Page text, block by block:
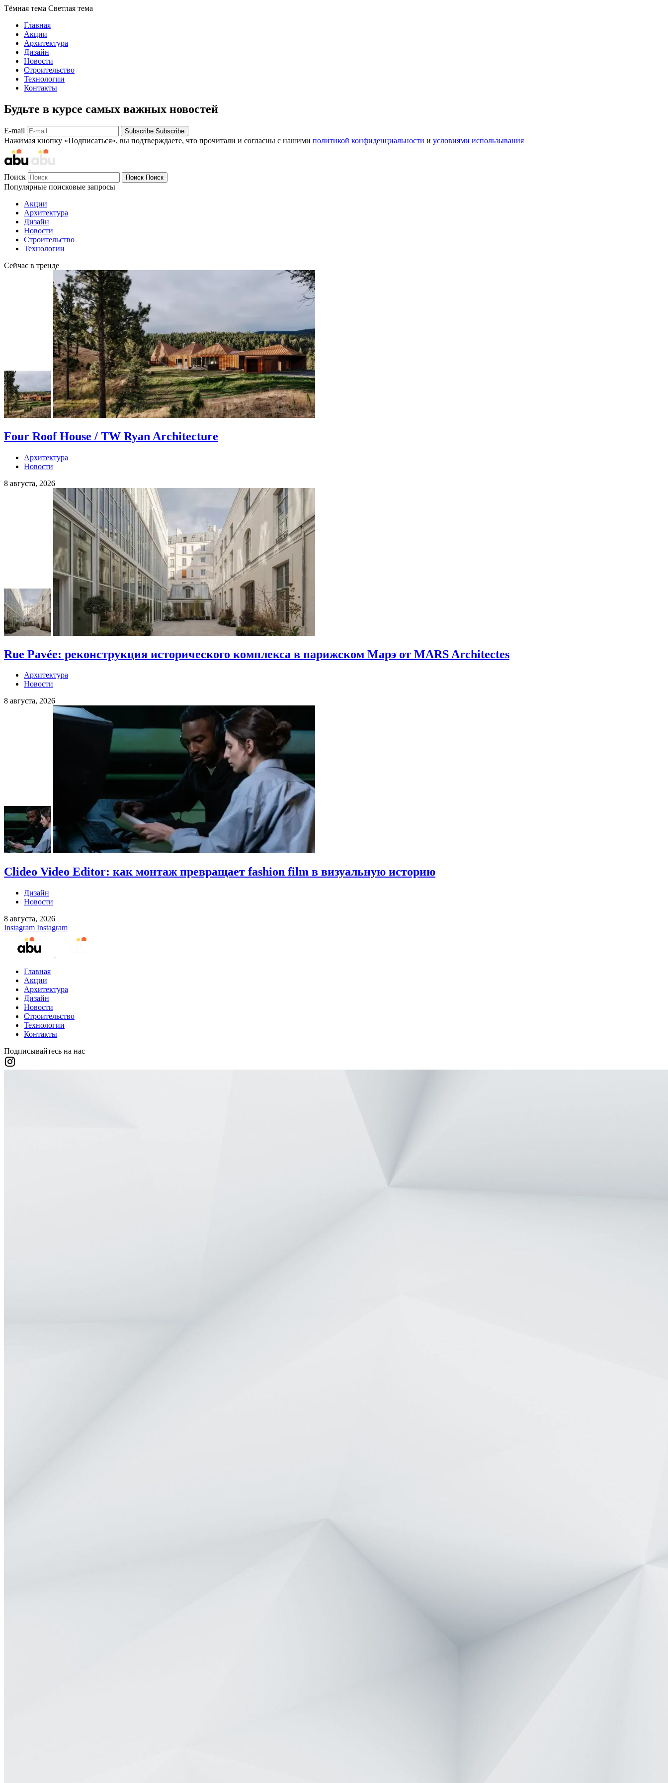
Тёмная тема Светлая тема
Главная
Акции
Архитектура
Дизайн
Новости
Строительство
Технологии
Контакты
Будьте в курсе самых важных новостей
E-mail Subscribe Subscribe
Нажимая кнопку «Подписаться», вы подтверждаете, что прочитали и согласны с нашими политикой конфиденциальности и условиями использывания
Поиск Поиск Поиск
Популярные поисковые запросы
Акции
Архитектура
Дизайн
Новости
Строительство
Технологии
Сейчас в тренде
Four Roof House / TW Ryan Architecture
Архитектура
Новости
8 августа, 2026
Rue Pavée: реконструкция исторического комплекса в парижском Марэ от MARS Architectes
Архитектура
Новости
8 августа, 2026
Clideo Video Editor: как монтаж превращает fashion film в визуальную историю
Дизайн
Новости
8 августа, 2026
Instagram Instagram
Главная
Акции
Архитектура
Дизайн
Новости
Строительство
Технологии
Контакты
Подписывайтесь на нас